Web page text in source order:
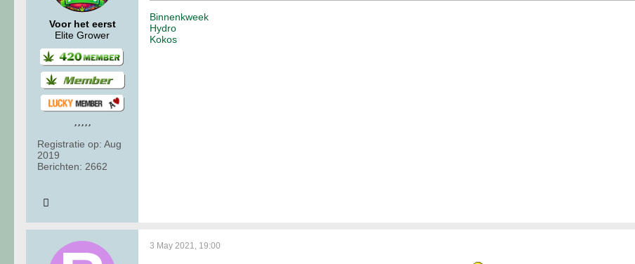
Voor het eerst
Elite Grower
Registratie op: Aug
2019
Berichten: 2662
Binnenkweek
Hydro
Kokos
3 May 2021, 19:00